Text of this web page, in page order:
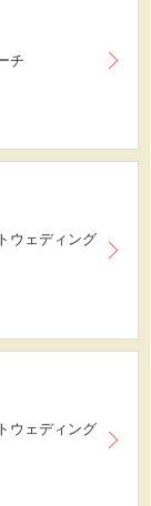
チ
ウェディング
ウェディング